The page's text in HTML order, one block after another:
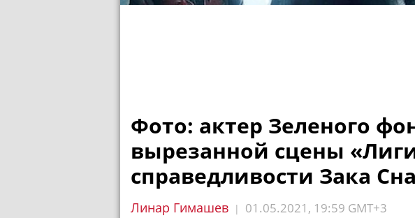
Фото: актер Зеленого
вырезанной сцены
справедливости Зака
Линар Гимашев | 01.05.2021, 19:59 GMT+3